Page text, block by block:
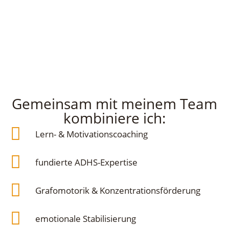
Gemeinsam mit meinem Team
kombiniere ich:
Lern- & Motivationscoaching
fundierte ADHS-Expertise
Grafomotorik & Konzentrationsförderung
emotionale Stabilisierung